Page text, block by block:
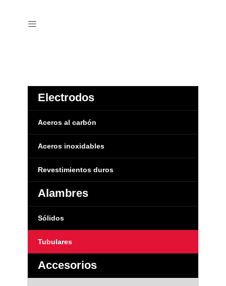
Electrodos
Aceros al carbón
Aceros inoxidables
Revestimientos duros
Alambres
Sólidos
Tubulares
Accesorios